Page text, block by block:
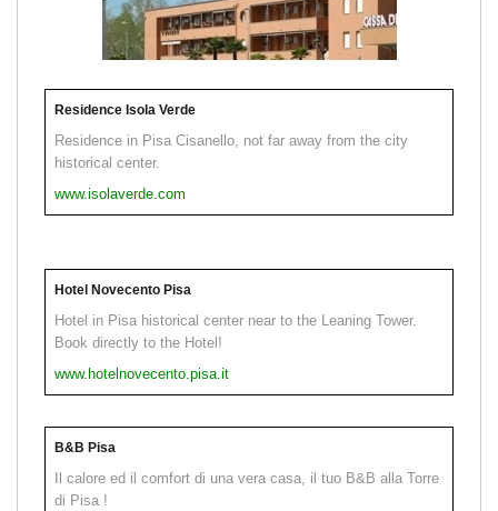
Residence Isola Verde
Residence in Pisa Cisanello, not far away from the city
historical center.
www.isolaverde.com
Hotel Novecento Pisa
Hotel in Pisa historical center near to the Leaning Tower.
Book directly to the Hotel!
www.hotelnovecento.pisa.it
B&B Pisa
Il calore ed il comfort di una vera casa, il tuo B&B alla Torre
di Pisa !